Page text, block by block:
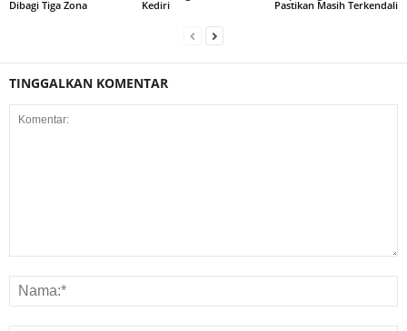
Dibagi Tiga Zona
Kediri
Pastikan Masih Terkendali
TINGGALKAN KOMENTAR